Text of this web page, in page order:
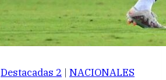
Destacadas 2 | NACIONALES